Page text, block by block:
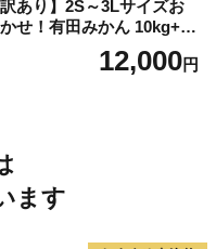
訳あり】2S～3Lサイズお
せ！有田みかん 10kg+2k
証分 11月から12月下旬ま
に順次発送致します。 / 訳
12,000円
ます